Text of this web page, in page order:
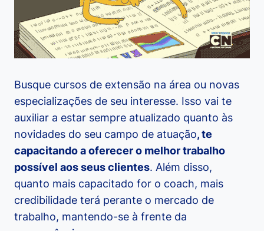
Busque cursos de extensão na área ou novas
especializações de seu interesse. Isso vai te
auxiliar a estar sempre atualizado quanto às
novidades do seu campo de atuação, te
capacitando a oferecer o melhor trabalho
possível aos seus clientes. Além disso,
quanto mais capacitado for o coach, mais
credibilidade terá perante o mercado de
trabalho, mantendo-se à frente da